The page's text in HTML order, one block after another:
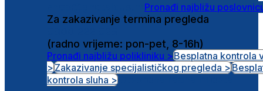
Pronađi najbližu
Za zakazivanje termina pregleda
(radno vrijeme: pon-pet, 8-16h)
Pronađi najbližu polikliniku >Besplatna kontrola
>Zakazivanje specijalističkog pregleda >
kontrola sluha >